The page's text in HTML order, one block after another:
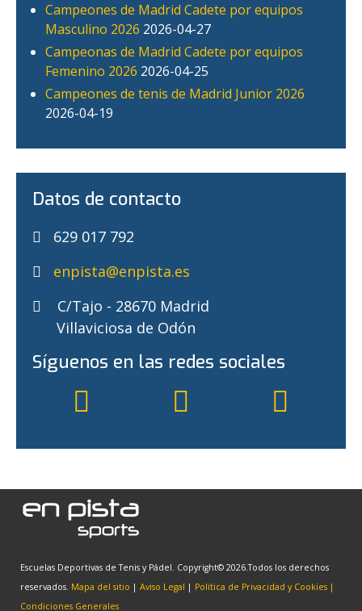
Campeones de Madrid Cadete por equipos
Masculino 2026 2026-04-27
Campeonas de Madrid Cadete por equipos
Femenino 2026 2026-04-25
Campeones de tenis de Madrid Junior 2026
2026-04-19
Datos de contacto
629 017 792
enpista@enpista.es
C/Tajo - 28670 Madrid
Villaviciosa de Odón
Síguenos en las redes sociales
Escuelas Deportivas de Tenis y Pádel. Copyright© 2026.Todos los derechos
reservados. Mapa del sitio | Aviso Legal | Política de Privacidad y Cookies |
Condiciones Generales